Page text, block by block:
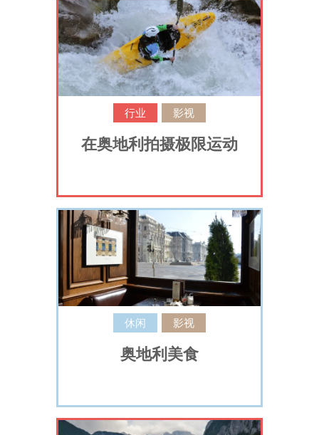
行业 影视
在奥地利拍摄极限运动
休闲 影视
奥地利美食